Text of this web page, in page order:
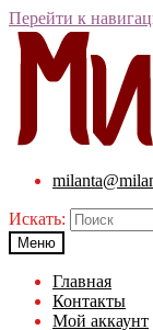
Перейти к
Искать:
Меню
Главная
Контакты
Мой аккаунт